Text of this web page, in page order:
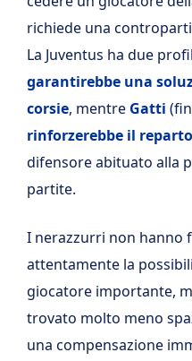
richiede una
La Juventus ha due
garantirebbe una
corsie, mentre Gatti
rinforzerebbe il
difensore abituato alla
partite.
I nerazzurri non hanno
attentamente la
giocatore importante,
trovato molto meno
una compensazione